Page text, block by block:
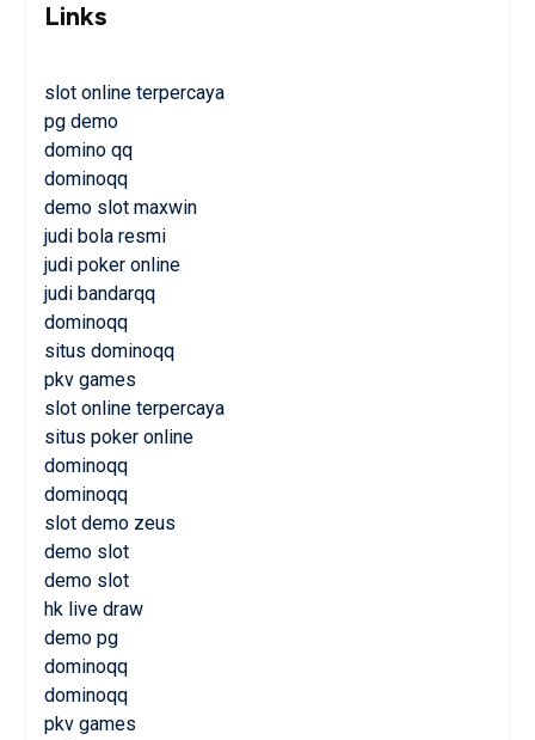
Links
slot online terpercaya
pg demo
domino qq
dominoqq
demo slot maxwin
judi bola resmi
judi poker online
judi bandarqq
dominoqq
situs dominoqq
pkv games
slot online terpercaya
situs poker online
dominoqq
dominoqq
slot demo zeus
demo slot
demo slot
hk live draw
demo pg
dominoqq
dominoqq
pkv games